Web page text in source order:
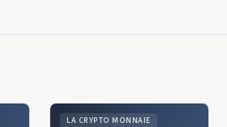
LA CRYPTO MONNAIE